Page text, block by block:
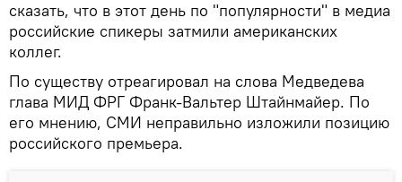
сказать, что в этот день по "популярности" в медиа
российские спикеры затмили американских
коллег.
По существу отреагировал на слова Медведева
глава МИД ФРГ Франк-Вальтер Штайнмайер. По
его мнению, СМИ неправильно изложили позицию
российского премьера.